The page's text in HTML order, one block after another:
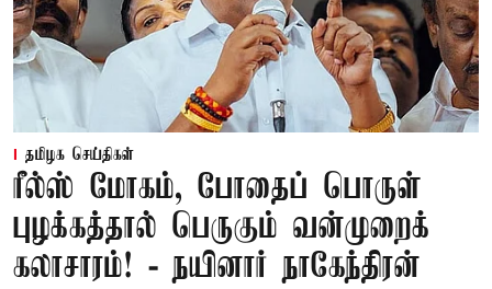
தமிழக செய்திகள்
ரீல்ஸ் மோகம், போதைப் பொருள்
புழக்கத்தால் பெருகும் வன்முறைக்
கலாசாரம்! - நயினார் நாகேந்திரன்